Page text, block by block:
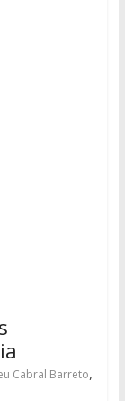
Cabral Barreto,